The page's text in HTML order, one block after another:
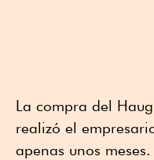
La compra del
realizó el
apenas unos